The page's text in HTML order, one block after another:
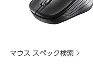
マウス スペック検索